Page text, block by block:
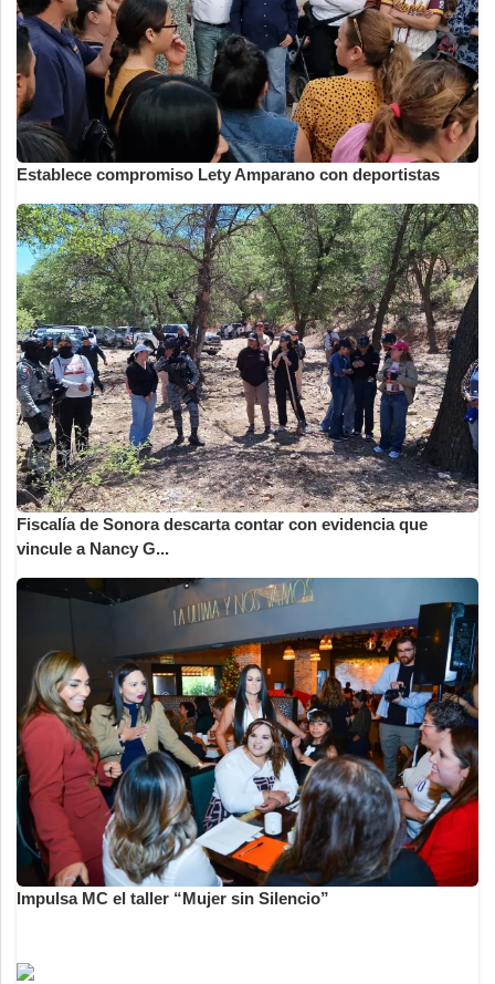
Establece compromiso Lety Amparano con deportistas
Fiscalía de Sonora descarta contar con evidencia que
vincule a Nancy G...
Impulsa MC el taller “Mujer sin Silencio”